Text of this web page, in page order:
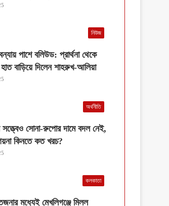
নিউজ
পাশে বলিউড: প্রার্থনা থেকে
বাড়িয়ে দিলেন শাহরুখ-আলিয়া
অর্থনীতি
সত্ত্বেও সোনা-রুপোর দামে বদল নেই,
কিনতে কত খরচ?
কলকাতা
মধ্যেই মেখলিগঞ্জে মিলল